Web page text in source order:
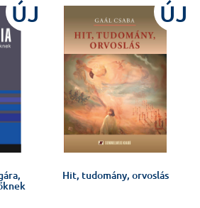
ÚJ ÚJ
Hit, tudomány, orvoslás